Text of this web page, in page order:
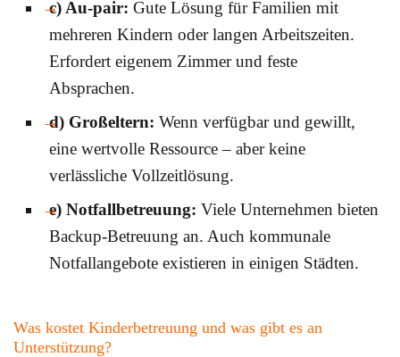
c) Au-pair: Gute Lösung für Familien mit
mehreren Kindern oder langen Arbeitszeiten.
Erfordert eigenem Zimmer und feste
Absprachen.
d) Großeltern: Wenn verfügbar und gewillt,
eine wertvolle Ressource – aber keine
verlässliche Vollzeitlösung.
e) Notfallbetreuung: Viele Unternehmen bieten
Backup-Betreuung an. Auch kommunale
Notfallangebote existieren in einigen Städten.
Was kostet Kinderbetreuung und was gibt es an
Unterstützung?